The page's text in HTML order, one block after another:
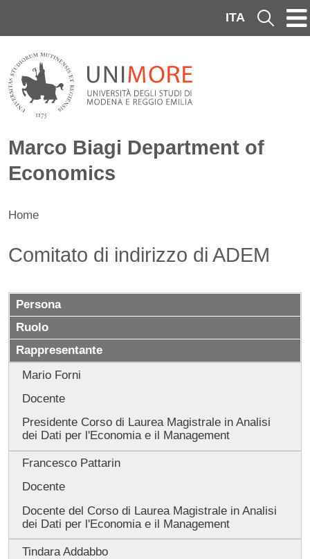
ITA Cerca
Marco Biagi Department of
Economics
Home
Contenuto
Comitato di indirizzo di ADEM
Persona
Ruolo
Rappresentante
Mario Forni
Docente
Presidente Corso di Laurea Magistrale in Analisi
dei Dati per l'Economia e il Management
Francesco Pattarin
Docente
Docente del Corso di Laurea Magistrale in Analisi
dei Dati per l'Economia e il Management
Tindara Addabbo